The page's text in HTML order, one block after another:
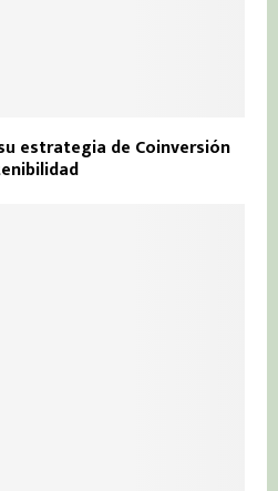
estrategia de Coinversión